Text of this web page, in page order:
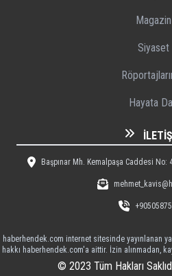
Magazin
Siyaset
Hayata
Başpınar Mh. Kemalpaşa Caddesi No:
haberhendek.com internet sitesinde yayınlanan
hakkı haberhendek.com'a aittir. İzin alınmadan,
© 2023 Tüm Hakları